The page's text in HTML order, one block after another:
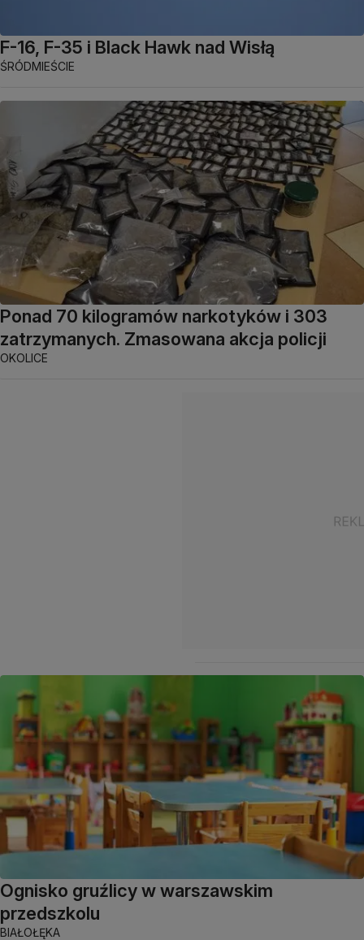
F-16, F-35 i Black Hawk nad Wisłą
ŚRÓDMIEŚCIE
Ponad 70 kilogramów narkotyków i 303
zatrzymanych. Zmasowana akcja policji
OKOLICE
Ognisko gruźlicy w warszawskim
przedszkolu
BIAŁOŁĘKA